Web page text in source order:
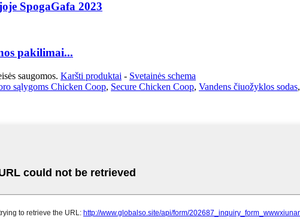
SpogaGafa 2023
pakilimai...
saugomos. Karšti produktai - Svetainės schema
sąlygoms Chicken Coop, Secure Chicken Coop, Vandens čiuožyklos sodas,